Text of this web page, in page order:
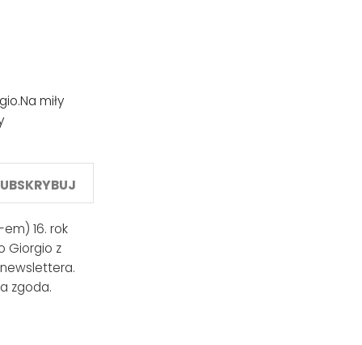
Na miły
16. rok
Giorgio z
newslettera.
zgoda.